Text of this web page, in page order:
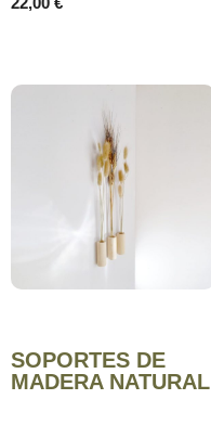
SOPORTES DE
MADERA NATURAL